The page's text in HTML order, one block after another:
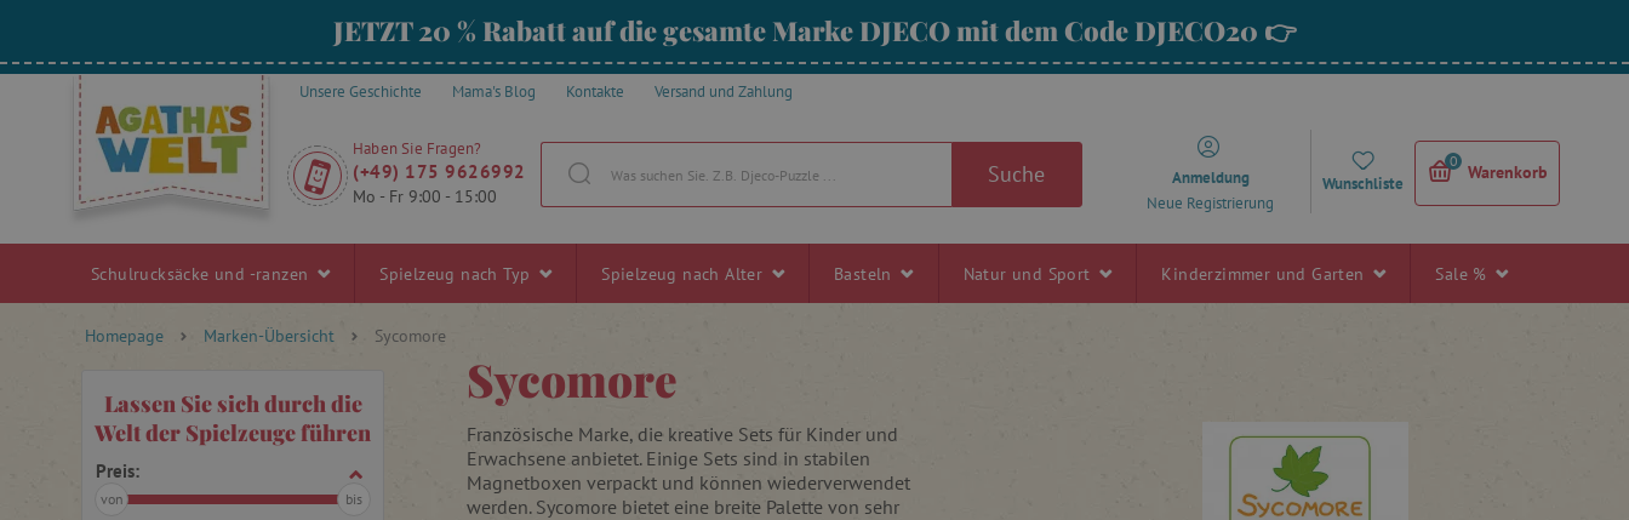
JETZT 20 % Rabatt auf die gesamte Marke DJECO mit dem Code DJECO20 👉
Unsere Geschichte Mama's Blog Kontakte Versand und Zahlung
Haben Sie Fragen?
(+49) 175 9626992
Mo - Fr 9:00 - 15:00
Suche
Anmeldung
Neue Registrierung
Wunschliste
0
Warenkorb
Schulrucksäcke und -ranzen Spielzeug nach Typ Spielzeug nach Alter Basteln Natur und Sport Kinderzimmer und Garten Sale %
Homepage Marken-Übersicht Sycomore
Lassen Sie sich durch die
Welt der Spielzeuge führen
Preis:
von bis
Sycomore
Französische Marke, die kreative Sets für Kinder und
Erwachsene anbietet. Einige Sets sind in stabilen
Magnetboxen verpackt und können wiederverwendet
werden. Sycomore bietet eine breite Palette von sehr